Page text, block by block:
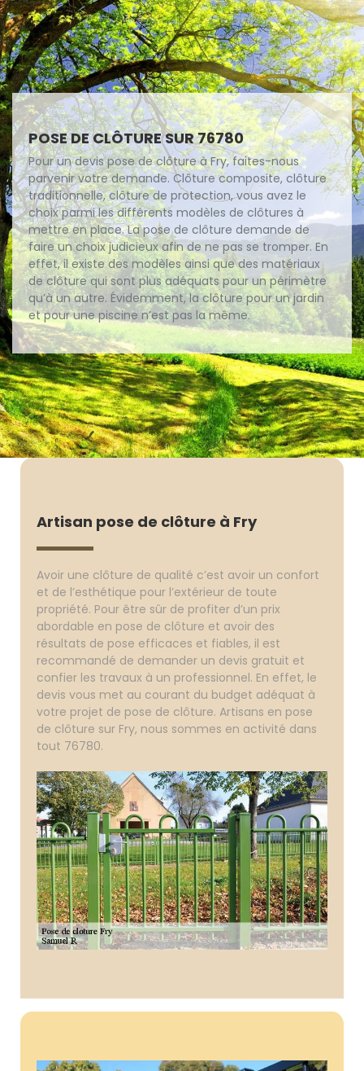
POSE DE CLÔTURE SUR 76780
Pour un devis pose de clôture à Fry, faites-nous
parvenir votre demande. Clôture composite, clôture
traditionnelle, clôture de protection, vous avez le
choix parmi les différents modèles de clôtures à
mettre en place. La pose de clôture demande de
faire un choix judicieux afin de ne pas se tromper. En
effet, il existe des modèles ainsi que des matériaux
de clôture qui sont plus adéquats pour un périmètre
qu’à un autre. Évidemment, la clôture pour un jardin
et pour une piscine n’est pas la même.
Artisan pose de clôture à Fry
Avoir une clôture de qualité c’est avoir un confort
et de l’esthétique pour l’extérieur de toute
propriété. Pour être sûr de profiter d’un prix
abordable en pose de clôture et avoir des
résultats de pose efficaces et fiables, il est
recommandé de demander un devis gratuit et
confier les travaux à un professionnel. En effet, le
devis vous met au courant du budget adéquat à
votre projet de pose de clôture. Artisans en pose
de clôture sur Fry, nous sommes en activité dans
tout 76780.